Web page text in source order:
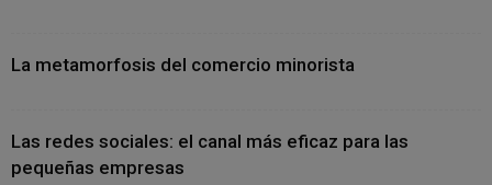
La metamorfosis del comercio minorista
Las redes sociales: el canal más eficaz para las
pequeñas empresas